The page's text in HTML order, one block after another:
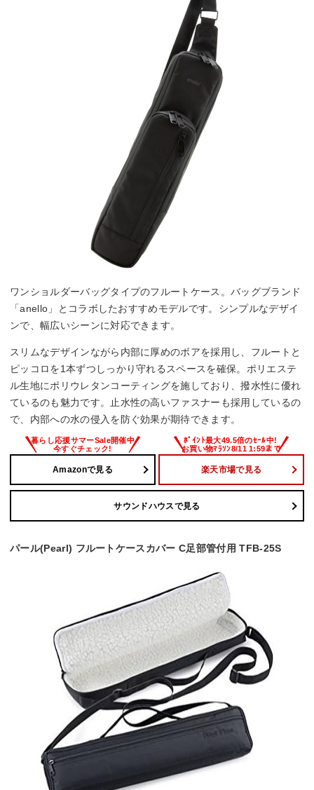
ワンショルダーバッグタイプのフルートケース。バッグブランド
「anello」とコラボしたおすすめモデルです。シンプルなデザイ
ンで、幅広いシーンに対応できます。
スリムなデザインながら内部に厚めのボアを採用し、フルートと
ピッコロを1本ずつしっかり守れるスペースを確保。ポリエステ
ル生地にポリウレタンコーティングを施しており、撥水性に優れ
ているのも魅力です。止水性の高いファスナーも採用しているの
で、内部への水の侵入を防ぐ効果が期待できます。
Amazonで見る 楽天市場で見る
サウンドハウスで見る
パール(Pearl) フルートケースカバー C足部管付用 TFB-25S